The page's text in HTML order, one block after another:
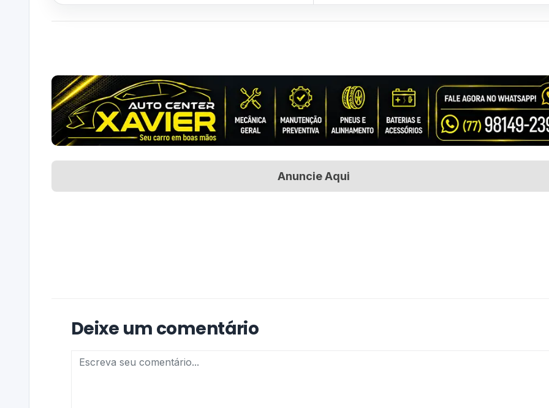
Anuncie Aqui
Deixe um comentário